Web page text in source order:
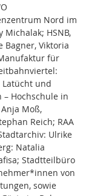
Nord im
Michalak; HSNB,
Viktoria
für
Latücht und
– Hochschule in
Moß,
Reich; RAA
Ulrike
Natalia
Stadtteilbüro
von
sowie